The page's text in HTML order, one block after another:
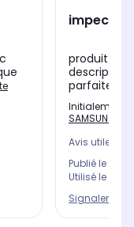
produit
Initialement
SAMSUNG
Avis utile ?
Publié le
Utilisé le
Signaler un